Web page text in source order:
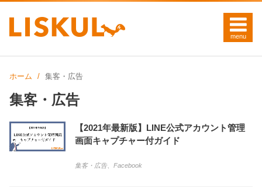
ホーム 集客・広告
集客・広告
【2021年最新版】LINE公式アカウント管理
画面キャプチャー付ガイド
集客・広告、 Facebook